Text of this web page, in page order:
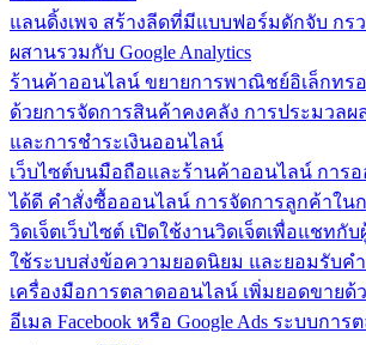
แลนดิ้งเพจ สร้างลีดที่มีแบบฟอร์มดักจับ กร
ผสานรวมกับ Google Analytics
ร้านค้าออนไลน์ ขยายการพาณิชย์อิเล็กทร
ด้วยการจัดการสินค้าคงคลัง การประมวลผ
และการชำระเงินออนไลน์
เว็บไซต์บนมือถือและร้านค้าออนไลน์ การ
ได้ดี คำสั่งซื้อออนไลน์ การจัดการลูกค้าใน
วิดเจ็ตเว็บไซต์ เปิดใช้งานวิดเจ็ตเพื่อแชทกับ
ใช้ระบบส่งข้อความยอดนิยม และยอมรับค
เครื่องมือการตลาดออนไลน์ เพิ่มยอดขายด้
อีเมล Facebook หรือ Google Ads ระบบกา